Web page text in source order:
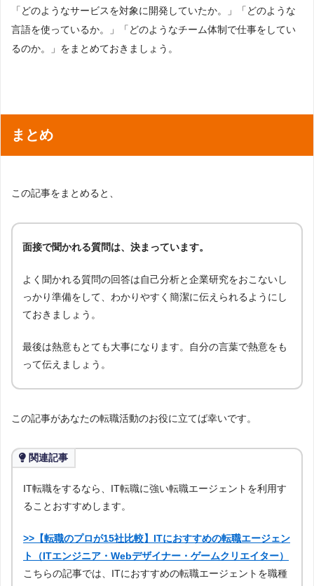
「どのようなサービスを対象に開発していたか。」「どのような
言語を使っているか。」「どのようなチーム体制で仕事をしてい
るのか。」をまとめておきましょう。
まとめ
この記事をまとめると、
面接で聞かれる質問は、決まっています。
よく聞かれる質問の回答は自己分析と企業研究をおこないし
っかり準備をして、わかりやすく簡潔に伝えられるようにし
ておきましょう。
最後は熱意もとても大事になります。自分の言葉で熱意をも
って伝えましょう。
この記事があなたの転職活動のお役に立てば幸いです。
関連記事
IT転職をするなら、IT転職に強い転職エージェントを利用す
ることおすすめします。
>>【転職のプロが15社比較】ITにおすすめの転職エージェン
ト（ITエンジニア・Webデザイナー・ゲームクリエイター）
こちらの記事では、ITにおすすめの転職エージェントを職種